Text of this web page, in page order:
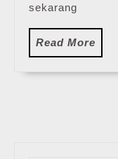
sekarang
Read More
More